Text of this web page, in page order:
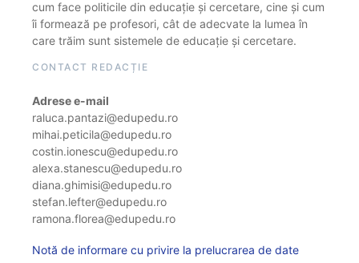
cum face politicile din educație și cercetare, cine și cum
îi formează pe profesori, cât de adecvate la lumea în
care trăim sunt sistemele de educație și cercetare.
CONTACT REDACȚIE
Adrese e-mail
raluca.pantazi@edupedu.ro
mihai.peticila@edupedu.ro
costin.ionescu@edupedu.ro
alexa.stanescu@edupedu.ro
diana.ghimisi@edupedu.ro
stefan.lefter@edupedu.ro
ramona.florea@edupedu.ro
Notă de informare cu privire la prelucrarea de date